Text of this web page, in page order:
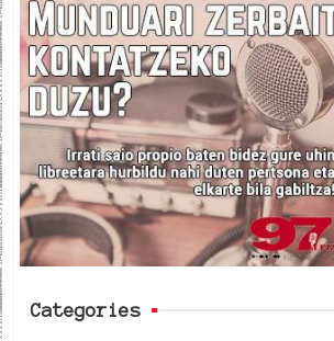
c
e
b
o
o
i
t
t
e
e
d
Categories